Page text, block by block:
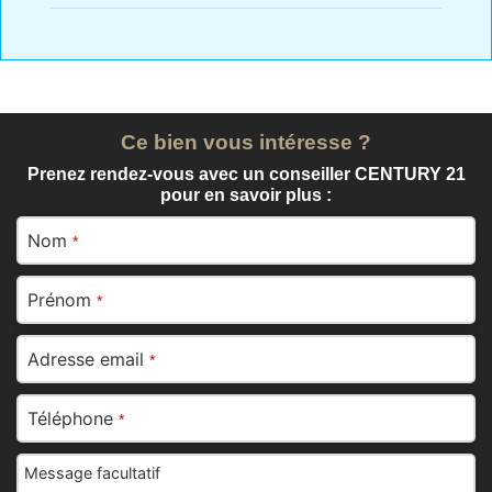
Ce bien vous intéresse ?
Prenez rendez-vous avec un conseiller CENTURY 21
pour en savoir plus :
Nom *
Prénom *
Adresse email *
Téléphone *
Message facultatif